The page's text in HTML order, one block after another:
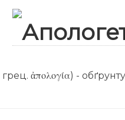
ἀπολογία) -